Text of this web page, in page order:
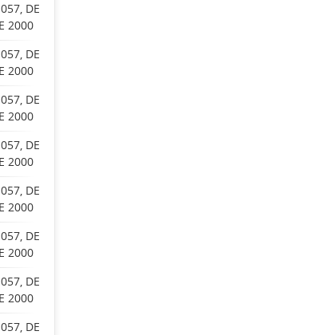
DE
2000
DE
2000
DE
2000
DE
2000
DE
2000
DE
2000
DE
2000
DE